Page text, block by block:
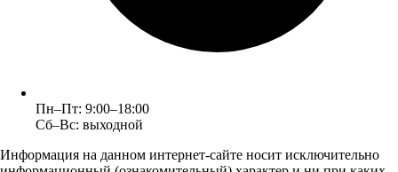
Пн–Пт: 9:00–18:00
Сб–Вс: выходной
Информация на данном интернет-сайте носит исключительно